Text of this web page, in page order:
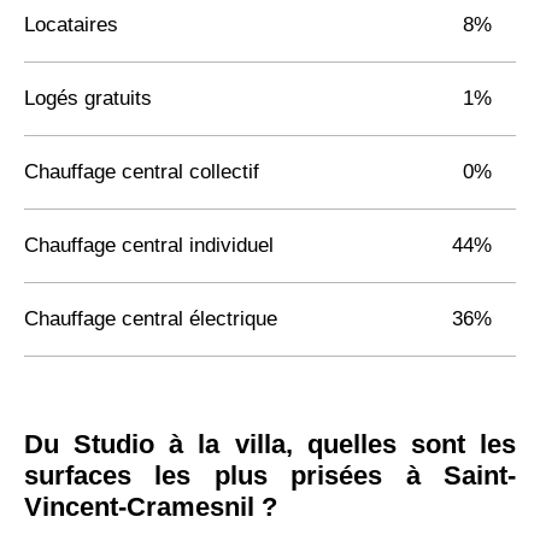
Locataires 8%
Logés gratuits 1%
Chauffage central collectif 0%
Chauffage central individuel 44%
Chauffage central électrique 36%
Du Studio à la villa, quelles sont les
surfaces les plus prisées à Saint-
Vincent-Cramesnil ?